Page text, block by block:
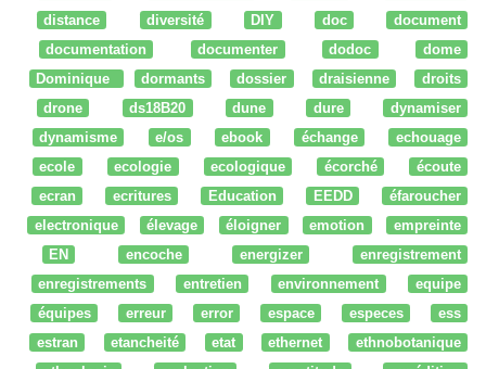
distance
diversité DIY doc
document
documentation
documenter dodoc
dome
Dominique
dormants dossier draisienne
droits
drone
ds18B20 dune dure
dynamiser
dynamisme
e/os ebook échange
echouage
ecole
ecologie ecologique écorché
écoute
ecran
ecritures Education EEDD
éfaroucher
electronique
élevage éloigner emotion
empreinte
EN
encoche energizer
enregistrement
enregistrements
entretien environnement
equipe
équipes
erreur error espace especes
ess
estran
etancheité etat ethernet
ethnobotanique